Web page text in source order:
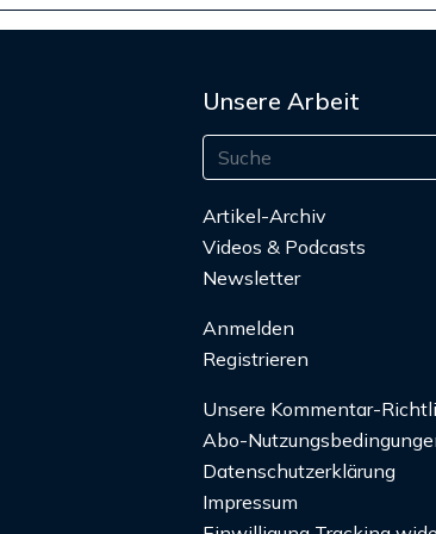
Unsere Arbeit
Artikel-Archiv
Videos & Podcasts
Newsletter
Anmelden
Registrieren
Unsere Kommentar-
Abo-
Datenschutzerklärung
Impressum